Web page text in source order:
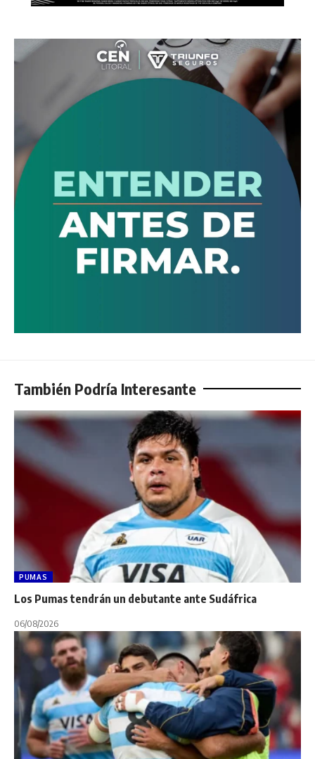
También Podría Interesante
PUMAS
Los Pumas tendrán un debutante ante Sudáfrica
06/08/2026